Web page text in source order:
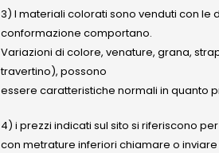
3) I materiali colorati sono venduti con le
conformazione comportano.
Variazioni di colore, venature, grana,
travertino), possono
essere caratteristiche normali in quanto
4) i prezzi indicati sul sito si riferiscono
con metrature inferiori chiamare o